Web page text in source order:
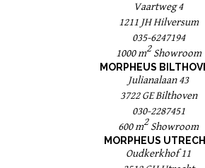
Vaartweg 4
1211 JH Hilversum
035-6247194
1000 m2Showroom
MORPHEUS
Julianalaan 43
3722 GE Bilthoven
030-2287451
600 m2 Showroom
MORPHEUS
Oudkerkhof 11